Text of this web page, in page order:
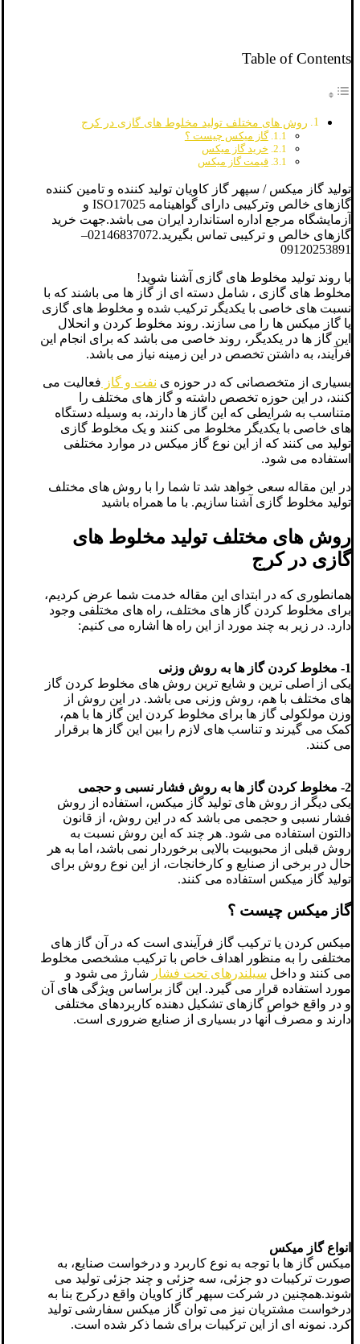
Table of Contents
روش های مختلف تولید مخلوط های گازی در کرج
گاز میکس چیست ؟
خرید گاز میکس
قیمت گاز میکس
تولید گاز میکس / سپهر گاز کاویان تولید کننده و تامین کننده
گازهای خالص وترکیبی دارای گواهینامه ISO17025 و
آزمایشگاه مرجع اداره استاندارد ایران می باشد.جهت خرید
گازهای خالص و ترکیبی تماس بگیرید.02146837072–
09120253891
با روند تولید مخلوط های گازی آشنا شوید!
مخلوط های گازی ، شامل دسته ای از گاز ها می باشند که با
نسبت های خاصی با یکدیگر ترکیب شده و مخلوط های گازی
یا گاز میکس ها را می سازند. روند مخلوط کردن و انحلال
این گاز ها در یکدیگر، روند خاصی می باشد که برای انجام این
فرآیند، به داشتن تخصص در این زمینه نیاز می باشد.
بسیاری از متخصصانی که در حوزه ی نفت و گاز فعالیت می
کنند، در این حوزه تخصص داشته و گاز های مختلف را
متناسب به شرایطی که این گاز ها دارند، به وسیله دستگاه
های خاصی با یکدیگر مخلوط می کنند و یک مخلوط گازی
تولید می کنند که از این نوع گاز میکس در موارد مختلفی
استفاده می شود.
در این مقاله سعی خواهد شد تا شما را با روش های مختلف
تولید مخلوط گازی آشنا سازیم. با ما همراه باشید
روش های مختلف تولید مخلوط های
گازی در کرج
همانطوری که در ابتدای این مقاله خدمت شما عرض کردیم،
برای مخلوط کردن گاز های مختلف، راه های مختلفی وجود
دارد. در زیر به چند مورد از این راه ها اشاره می کنیم:
1- مخلوط کردن گاز ها به روش وزنی
یکی از اصلی ترین و شایع ترین روش های مخلوط کردن گاز
های مختلف با هم، روش وزنی می باشد. در این روش از
وزن مولکولی گاز ها برای مخلوط کردن این گاز ها با هم،
کمک می گیرند و تناسب های لازم را بین این گاز ها برقرار
می کنند.
2- مخلوط کردن گاز ها به روش فشار نسبی و حجمی
یکی دیگر از روش های تولید گاز میکس، استفاده از روش
فشار نسبی و حجمی می باشد که در این روش، از قانون
دالتون استفاده می شود. هر چند که این روش نسبت به
روش قبلی از محبوبیت بالایی برخوردار نمی باشد، اما به هر
حال در برخی از صنایع و کارخانجات، از این نوع روش برای
تولید گاز میکس استفاده می کنند.
گاز میکس چیست ؟
میکس کردن یا ترکیب گاز فرآیندی است که در آن گاز های
مختلفی را به منظور اهداف خاص با ترکیب مشخصی مخلوط
می کنند و داخل سیلندرهای تحت فشار شارژ می شود و
مورد استفاده قرار می گیرد. این گاز براساس ویژگی های آن
و در واقع خواص گازهای تشکیل دهنده کاربردهای مختلفی
دارند و مصرف آنها در بسیاری از صنایع ضروری است.
انواع گاز میکس
میکس گاز ها با توجه به نوع کاربرد و درخواست صنایع، به
صورت ترکیبات دو جزئی، سه جزئی و چند جزئی تولید می
شوند.همچنین در شرکت سپهر گاز کاویان واقع درکرج بنا به
درخواست مشتریان نیز می توان گاز میکس سفارشی تولید
کرد. نمونه ای از این ترکیبات برای شما ذکر شده است.